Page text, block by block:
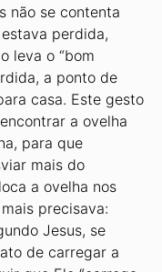
não se contenta
perdida,
leva o “bom
a ponto de
casa. Este gesto
a ovelha
para que
mais do
a ovelha nos
precisava:
Jesus, se
de carregar a